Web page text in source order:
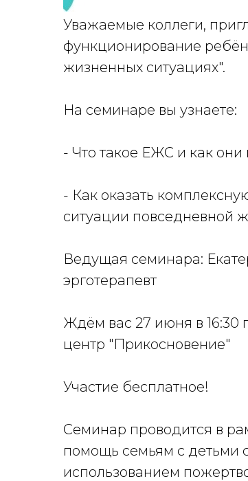
Уважаемые коллеги,
функционирование
жизненных ситуациях".
На семинаре вы узнаете:
- Что такое ЕЖС и как
- Как оказать
ситуации повседневной
Ведущая семинара:
эрготерапевт
Ждём вас 27 июня в 16:30
центр "Прикосновение"
Участие бесплатное!
Семинар проводится в
помощь семьям с детьми
использованием